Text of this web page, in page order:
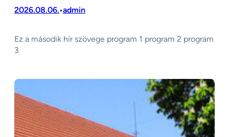
2026.08.06.•admin
Ez a második hír szövege program 1 program 2 program
3